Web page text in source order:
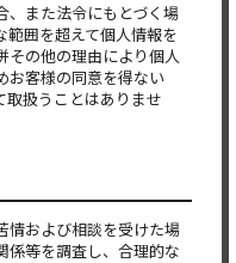
、また法令にもとづく場
囲を超えて個人情報を
その他の理由により個人
お客様の同意を得ない
取扱うことはありませ
情および相談を受けた場
係等を調査し、合理的な